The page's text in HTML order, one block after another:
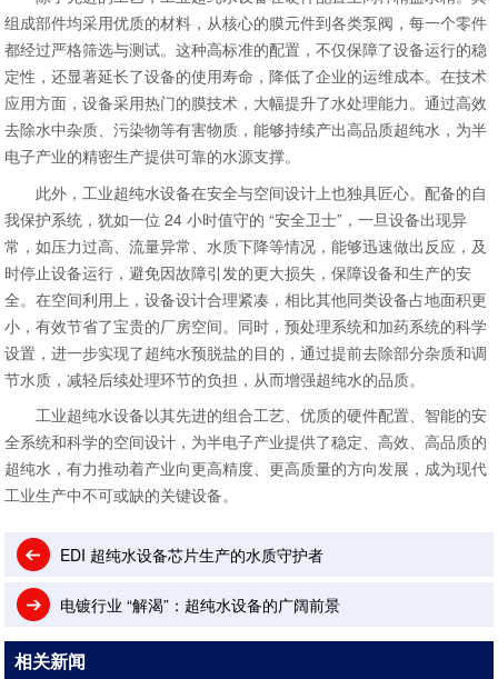
组成部件均采用优质的材料，从核心的膜元件到各类泵阀，每一个零件
都经过严格筛选与测试。这种高标准的配置，不仅保障了设备运行的稳
定性，还显著延长了设备的使用寿命，降低了企业的运维成本。在技术
应用方面，设备采用热门的膜技术，大幅提升了水处理能力。通过高效
去除水中杂质、污染物等有害物质，能够持续产出高品质超纯水，为半
电子产业的精密生产提供可靠的水源支撑。​
此外，工业超纯水设备在安全与空间设计上也独具匠心。配备的自
我保护系统，犹如一位 24 小时值守的 “安全卫士”，一旦设备出现异
常，如压力过高、流量异常、水质下降等情况，能够迅速做出反应，及
时停止设备运行，避免因故障引发的更大损失，保障设备和生产的安
全。在空间利用上，设备设计合理紧凑，相比其他同类设备占地面积更
小，有效节省了宝贵的厂房空间。同时，预处理系统和加药系统的科学
设置，进一步实现了超纯水预脱盐的目的，通过提前去除部分杂质和调
节水质，减轻后续处理环节的负担，从而增强超纯水的品质。​
工业超纯水设备以其先进的组合工艺、优质的硬件配置、智能的安
全系统和科学的空间设计，为半电子产业提供了稳定、高效、高品质的
超纯水，有力推动着产业向更高精度、更高质量的方向发展，成为现代
工业生产中不可或缺的关键设备。
EDI 超纯水设备芯片生产的水质守护者
电镀行业 “解渴”：超纯水设备的广阔前景
相关新闻